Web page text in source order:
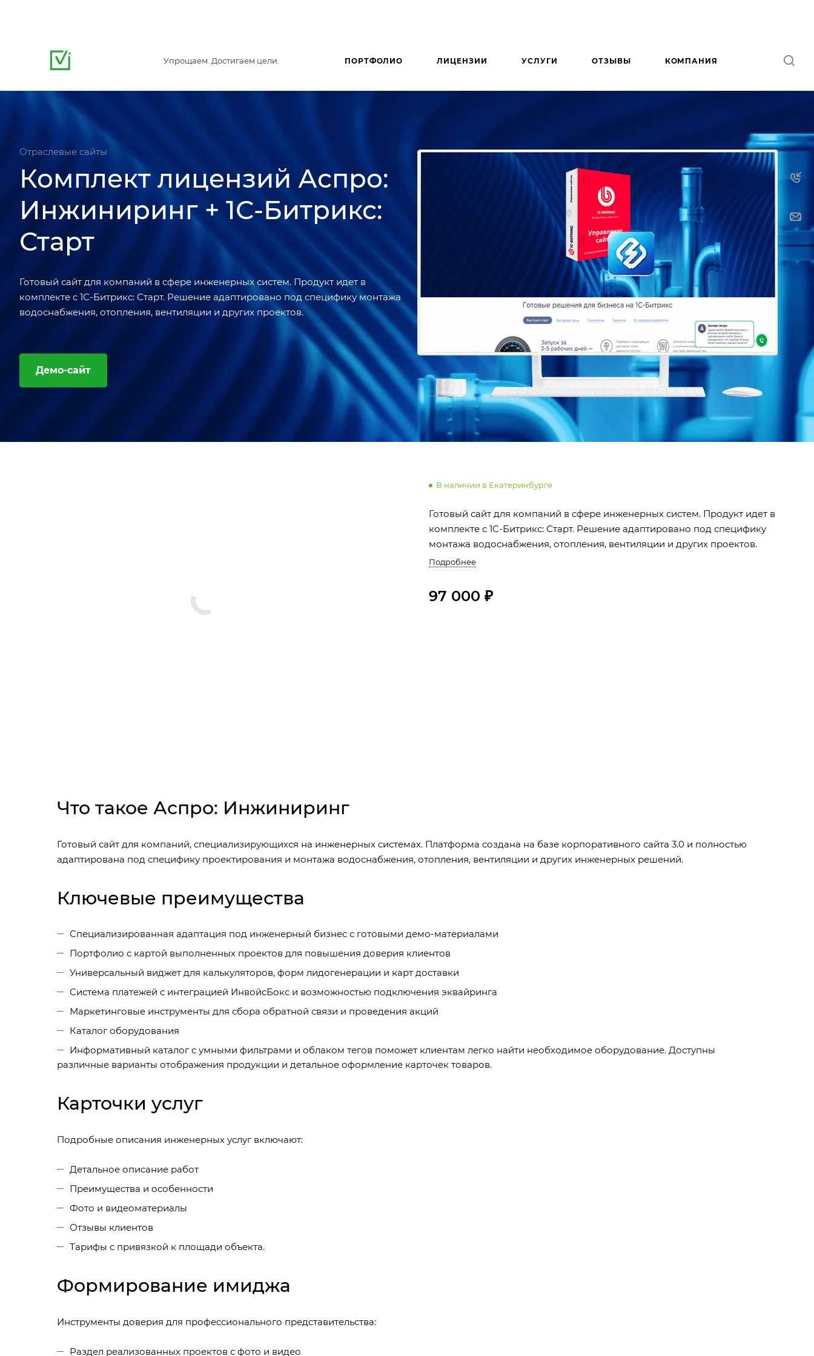
Упрощаем. Достигаем цели. ПОРТФОЛИО ЛИЦЕНЗИИ УСЛУГИ ОТЗЫВЫ КОМПАНИЯ
Отраслевые сайты
Комплект лицензий Аспро:
Инжиниринг + 1С-Битрикс:
Старт
Готовый сайт для компаний в сфере инженерных систем. Продукт идет в
комплекте с 1С-Битрикс: Старт. Решение адаптировано под специфику монтажа
водоснабжения, отопления, вентиляции и других проектов.
Демо-сайт
В наличии в Екатеринбурге
Готовый сайт для компаний в сфере инженерных систем. Продукт идет в
комплекте с 1С-Битрикс: Старт. Решение адаптировано под специфику
монтажа водоснабжения, отопления, вентиляции и других проектов.
Подробнее
97 000 ₽
Что такое Аспро: Инжиниринг
Готовый сайт для компаний, специализирующихся на инженерных системах. Платформа создана на базе корпоративного сайта 3.0 и полностью
адаптирована под специфику проектирования и монтажа водоснабжения, отопления, вентиляции и других инженерных решений.
Ключевые преимущества
Специализированная адаптация под инженерный бизнес с готовыми демо-материалами
Портфолио с картой выполненных проектов для повышения доверия клиентов
Универсальный виджет для калькуляторов, форм лидогенерации и карт доставки
Система платежей с интеграцией ИнвойсБокс и возможностью подключения эквайринга
Маркетинговые инструменты для сбора обратной связи и проведения акций
Каталог оборудования
Информативный каталог с умными фильтрами и облаком тегов поможет клиентам легко найти необходимое оборудование. Доступны
различные варианты отображения продукции и детальное оформление карточек товаров.
Карточки услуг
Подробные описания инженерных услуг включают:
Детальное описание работ
Преимущества и особенности
Фото и видеоматериалы
Отзывы клиентов
Тарифы с привязкой к площади объекта.
Формирование имиджа
Инструменты доверия для профессионального представительства:
Раздел реализованных проектов с фото и видео